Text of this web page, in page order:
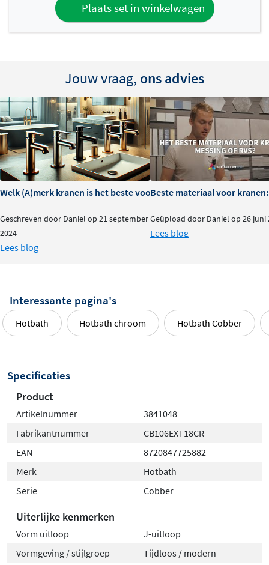
Plaats set in winkelwagen
Jouw vraag, ons advies
Welk (A)merk kranen is het beste voor je badkamer?
Geschreven door Daniel op 21 september
2024
Lees blog
Beste materiaal voor kranen:
Geüpload door Daniel op 26 juni
Lees blog
Interessante pagina's
Hotbath Hotbath chroom Hotbath Cobber
Specificaties
Product
Artikelnummer
3841048
Fabrikantnummer
CB106EXT18CR
EAN
8720847725882
Merk
Hotbath
Serie
Cobber
Uiterlijke kenmerken
Vorm uitloop
J-uitloop
Vormgeving / stijlgroep
Tijdloos / modern